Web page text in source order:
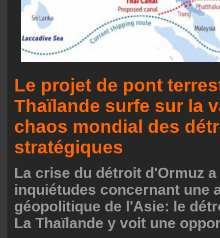
Le projet de pont
Thaïlande surfe sur la
chaos mondial des
stratégiques
La crise du détroit d'Ormuz
inquiétudes concernant une
géopolitique de l'Asie: le
La Thaïlande y voit une